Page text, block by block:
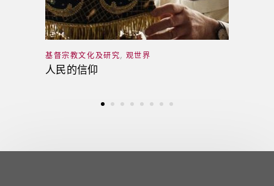
基督宗教文化及研究, 观世界
人民的信仰